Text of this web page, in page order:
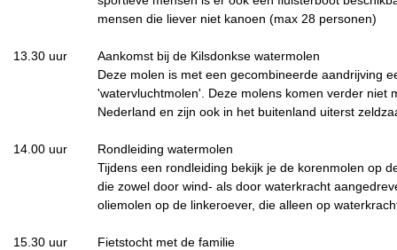
mensen die liever niet kanoen (max 28 personen)
13.30 uur
Aankomst bij de Kilsdonkse watermolen
Deze molen is met een gecombineerde aandrijving
'watervluchtmolen'. Deze molens komen verder niet
Nederland en zijn ook in het buitenland uiterst
14.00 uur
Rondleiding watermolen
Tijdens een rondleiding bekijk je de korenmolen op
die zowel door wind- als door waterkracht
oliemolen op de linkeroever, die alleen op
15.30 uur
Fietstocht met de familie